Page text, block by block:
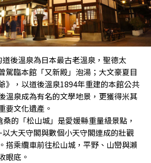
後溫泉為日本最古老溫泉，聖德太
駕臨本館「又新殿」泡湯；大文豪夏目
》，以道後溫泉1894年重建的本館公共
溫泉成為有名的文學地景，更獲得米其
要文化遺產。
的「松山城」是愛媛縣重量級景點，
大天守閣與數個小天守閣連成的壯觀
搭乘纜車前往松山城，平野、山巒與瀨
眼底。